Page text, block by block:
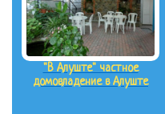
"В Алуште" частное
домовладение в Алуште